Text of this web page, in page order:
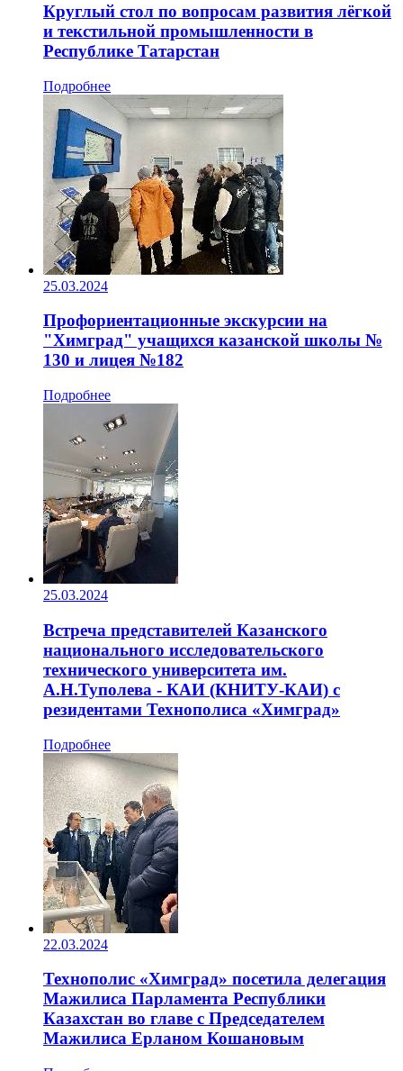
Круглый стол по вопросам развития лёгкой
и текстильной промышленности в
Республике Татарстан
Подробнее
25.03.2024
Профориентационные экскурсии на
"Химград" учащихся казанской школы №
130 и лицея №182
Подробнее
25.03.2024
Встреча представителей Казанского
национального исследовательского
технического университета им.
А.Н.Туполева - КАИ (КНИТУ-КАИ) с
резидентами Технополиса «Химград»
Подробнее
22.03.2024
Технополис «Химград» посетила делегация
Мажилиса Парламента Республики
Казахстан во главе с Председателем
Мажилиса Ерланом Кошановым